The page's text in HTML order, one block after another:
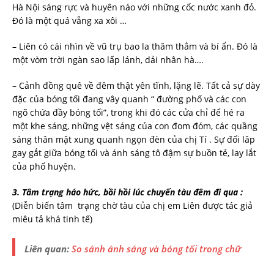
Hà Nội sáng rực và huyên náo với những cốc nước xanh đỏ.
Đó là một quá vẵng xa xôi …
– Liên có cái nhìn về vũ trụ bao la thăm thẳm và bí ẩn. Đó là
một vòm trời ngàn sao lấp lánh, dải nhân hà….
– Cảnh đồng quê về đêm thật yên tĩnh, lặng lẽ. Tất cả sự dày
đặc của bóng tối đang vây quanh “ đường phố và các con
ngõ chứa đầy bóng tối”, trong khi đó các cửa chỉ để hé ra
một khe sáng, những vệt sáng của con đom đóm, các quầng
sáng thân mật xung quanh ngọn đèn của chị Tí . Sự đối lâp
gay gắt giữa bóng tối và ánh sáng tô đậm sự buồn tẻ, lay lắt
của phố huyện.
3. Tâm trạng háo hức, bồi hồi lúc chuyến tàu đêm đi qua :
(Diễn biến tâm trạng chờ tàu của chị em Liên được tác giả
miêu tả khá tinh tế)
Liên quan: So sánh ánh sáng và bóng tối trong chữ